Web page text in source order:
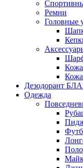
Ремни
Головные
Дезодорант
Одежда
Поло